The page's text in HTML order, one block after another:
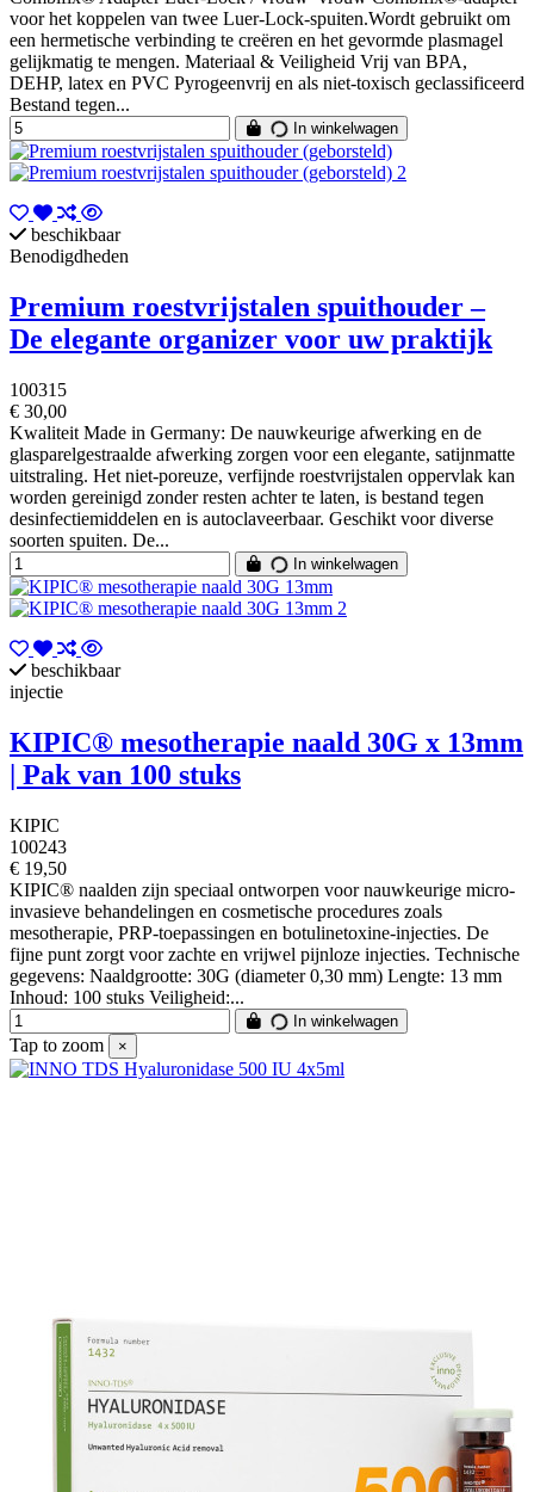
voor het koppelen van twee Luer-Lock-spuiten.Wordt gebruikt om
een hermetische verbinding te creëren en het gevormde plasmagel
gelijkmatig te mengen. Materiaal & Veiligheid Vrij van BPA,
DEHP, latex en PVC Pyrogeenvrij en als niet-toxisch geclassificeerd
Bestand tegen...
In winkelwagen
beschikbaar
Benodigdheden
Premium roestvrijstalen spuithouder –
De elegante organizer voor uw praktijk
100315
€ 30,00
Kwaliteit Made in Germany: De nauwkeurige afwerking en de
glasparelgestraalde afwerking zorgen voor een elegante, satijnmatte
uitstraling. Het niet-poreuze, verfijnde roestvrijstalen oppervlak kan
worden gereinigd zonder resten achter te laten, is bestand tegen
desinfectiemiddelen en is autoclaveerbaar. Geschikt voor diverse
soorten spuiten. De...
In winkelwagen
beschikbaar
injectie
KIPIC® mesotherapie naald 30G x 13mm
| Pak van 100 stuks
KIPIC
100243
€ 19,50
KIPIC® naalden zijn speciaal ontworpen voor nauwkeurige micro-
invasieve behandelingen en cosmetische procedures zoals
mesotherapie, PRP-toepassingen en botulinetoxine-injecties. De
fijne punt zorgt voor zachte en vrijwel pijnloze injecties. Technische
gegevens: Naaldgrootte: 30G (diameter 0,30 mm) Lengte: 13 mm
Inhoud: 100 stuks Veiligheid:...
In winkelwagen
Tap to zoom ×